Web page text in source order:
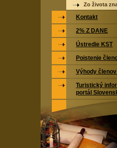
Zo života
Kontakt
2% Z DANE
Ústredie KST
Poistenie
Výhody členov
Turistický
portál